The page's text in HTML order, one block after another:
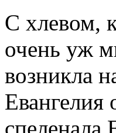
С хлевом,
очень уж
возникла
спеленала